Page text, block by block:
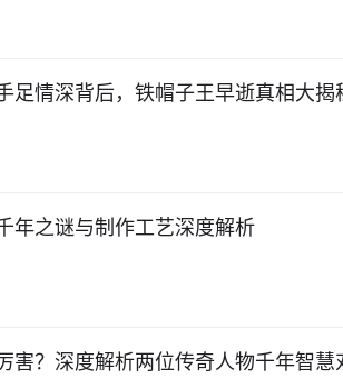
足情深背后，铁帽子王早逝真相大揭
年之谜与制作工艺深度解析
害？深度解析两位传奇人物千年智慧